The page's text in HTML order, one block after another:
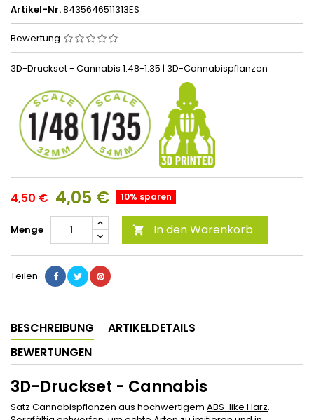
Artikel-Nr.8435646511313ES
Bewertung
3D-Druckset - Cannabis 1:48-1:35 | 3D-Cannabispflanzen
4,50 € 4,05 € 10% sparen
Menge  In den Warenkorb
Teilen
BESCHREIBUNG
ARTIKELDETAILS
BEWERTUNGEN
3D-Druckset - Cannabis
Satz Cannabispflanzen aus hochwertigem ABS-like Harz.